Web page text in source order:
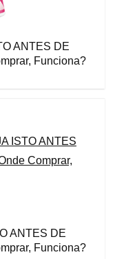
ANTES DE
Funciona?
ANTES DE
Funciona?